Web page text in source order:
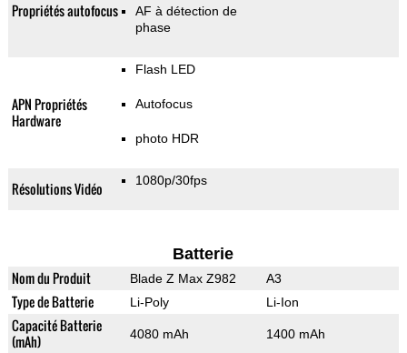
Propriétés autofocus
AF à détection de
phase
APN Propriétés
Hardware
Flash LED
Autofocus
photo HDR
Résolutions Vidéo 1080p/30fps
Batterie
Nom du Produit Blade Z Max Z982 A3
Type de Batterie Li-Poly Li-Ion
Capacité Batterie
(mAh)
4080 mAh 1400 mAh